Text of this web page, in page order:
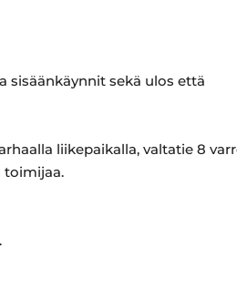
sisäänkäynnit sekä ulos että
liikepaikalla, valtatie 8
toimijaa.